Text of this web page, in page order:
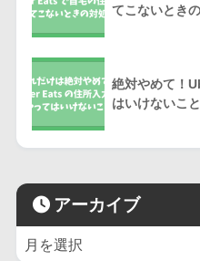
てこないとき
絶対やめて！
はいけないこと
アーカイブ